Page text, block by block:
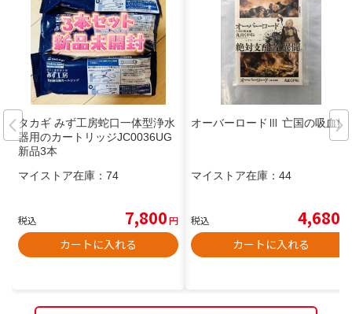
タカギ みず工房蛇口一体型浄水
器用のカートリッジJC0036UG
新品3本
マイストア在庫： 74
税込 7,800円
カートに入れる
オーバーロードⅢ 亡国の吸血姫
マイストア在庫： 44
税込 4,680
カートに入れる